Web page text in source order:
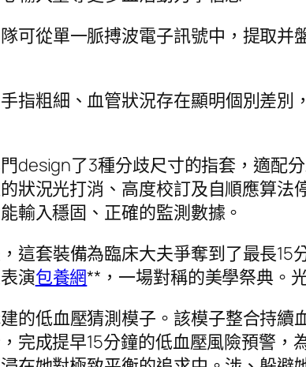
可從單一脈搏波電子訊號中，提取并
指粗細、血管狀況存在顯明個別差
design了3種分歧尺寸的指套，適配
狀況光打消、高度校訂及自順應算法
輸入穩固、正確的監測數據。
這套裝備為臨床大夫爭奪到了最長15
演包養網**，一場對稱的美學祭典。
的低血壓猜測模子。該模子整合持
完成提早15分鐘的低血壓風險預警，